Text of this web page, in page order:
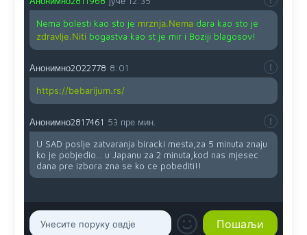
Nema bolesti kao sto je mrznja.Nemadara kao sto je
zdravlje.Niti bogastva kao st je mir i Boziji blagosov!
Анонимно2022778 8:01
https://bebarijum.rs/
Анонимно2817461 53 пре мин.
U SAD poslje zatvaranja biracki mesta,za 5 minuta znaju
ko je pobjedio... u Japanu za 2 minuta,kod nas mjesec
dana pre izbora zna se ko ce pobediti!!